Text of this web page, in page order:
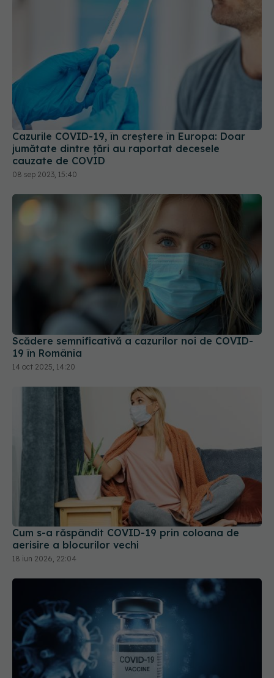
Cazurile COVID-19, în creștere în Europa: Doar
jumătate dintre țări au raportat decesele
cauzate de COVID
08 sep 2023, 15:40
Scădere semnificativă a cazurilor noi de COVID-
14 oct 2025, 14:20
Cum s-a răspândit COVID-19 prin coloana de
aerisire a blocurilor vechi
18 iun 2026, 22:04